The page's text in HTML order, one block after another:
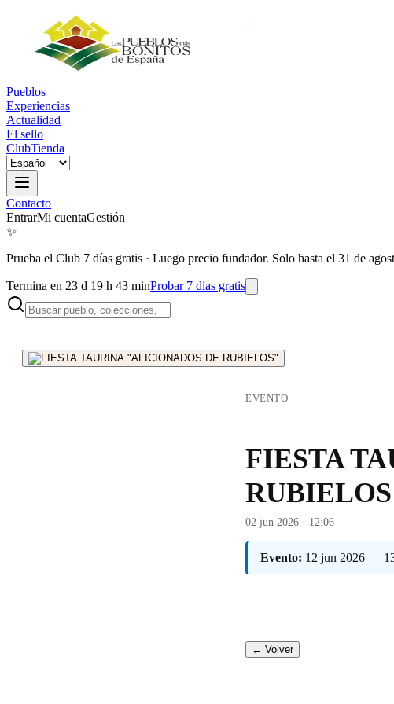
Pueblos
Experiencias
Actualidad
El sello
ClubTienda
Contacto
EntrarMi cuentaGestión
✨
Prueba el Club 7 días gratis · Luego precio fundador. Solo hasta el 31 de
Termina en 23 d 19 h 43 minProbar 7 días gratis
EVENTO
FIESTA
02 jun 2026 · 12:06
Evento: 12 jun 2026 —
← Volver